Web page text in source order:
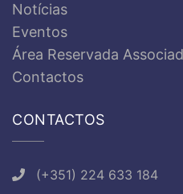
Notícias
Eventos
Área Reservada
Contactos
CONTACTOS
(+351) 224 633 184